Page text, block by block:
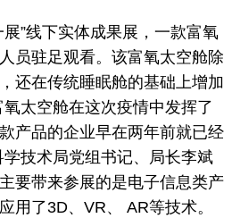
”线下实体成果展，一款富氧
员驻足观看。该富氧太空舱除
还在传统睡眠舱的基础上增加
太空舱在这次疫情中发挥了
产品的企业早在两年前就已经
学技术局党组书记、局长李斌
要带来参展的是电子信息类产
用了3D、VR、 AR等技术。